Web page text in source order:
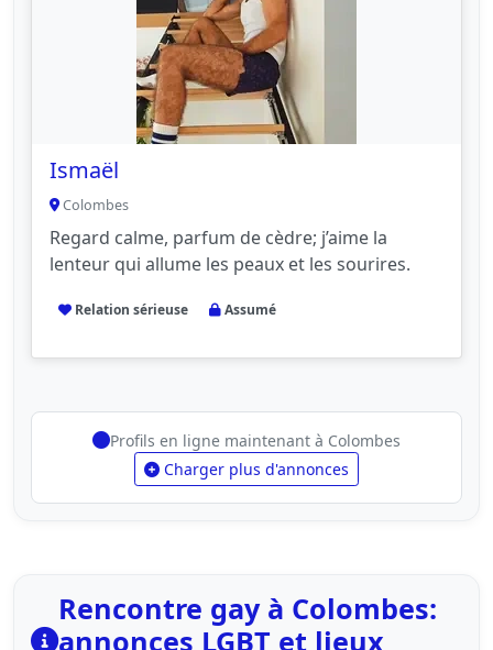
Ismaël
Colombes
Regard calme, parfum de cèdre; j’aime la
lenteur qui allume les peaux et les sourires.
Relation sérieuse Assumé
Profils en ligne maintenant à Colombes
Charger plus d'annonces
Rencontre gay à Colombes:
annonces LGBT et lieux